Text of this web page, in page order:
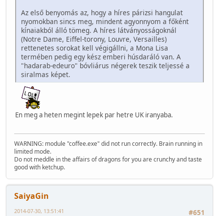
Az első benyomás az, hogy a híres párizsi hangulat
nyomokban sincs meg, mindent agyonnyom a főként
kínaiakból álló tömeg. A híres látványosságoknál
(Notre Dame, Eiffel-torony, Louvre, Versailles)
rettenetes sorokat kell végigállni, a Mona Lisa
termében pedig egy kész emberi húsdaráló van. A
"hadarab-edeuro" bóvliárus négerek teszik teljessé a
siralmas képet.
En meg a heten megint lepek par hetre UK iranyaba.
WARNING: module "coffee.exe" did not run correctly. Brain running in
limited mode.
Do not meddle in the affairs of dragons for you are crunchy and taste
good with ketchup.
SaiyaGin
#651
2014-07-30, 13:51:41